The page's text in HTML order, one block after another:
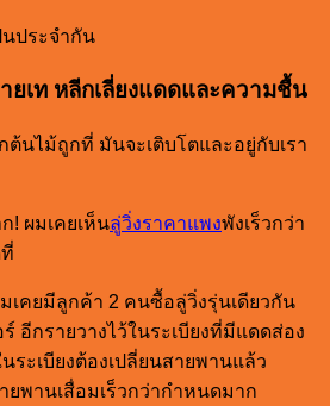
ประจำกัน
ยเท หลีกเลี่ยงแดดและความชื้น
ต้นไม้ถูกที่ มันจะเติบโตและอยู่กับเรา
ผมเคยเห็นลู่วิ่งราคาแพงพังเร็วกว่า
เคยมีลูกค้า 2 คนซื้อลู่วิ่งรุ่นเดียวกัน
อีกรายวางไว้ในระเบียงที่มีแดดส่อง
ระเบียงต้องเปลี่ยนสายพานแล้ว
ยพานเสื่อมเร็วกว่ากำหนดมาก